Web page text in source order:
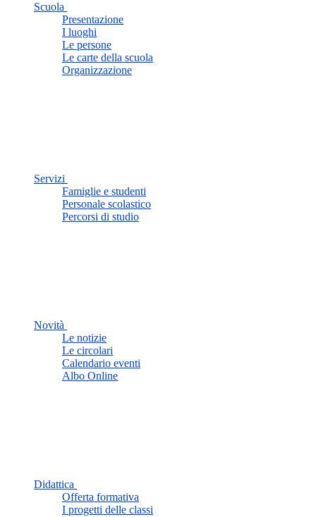
Scuola
Presentazione
I luoghi
Le persone
Le carte della scuola
Organizzazione
Servizi
Famiglie e studenti
Personale scolastico
Percorsi di studio
Novità
Le notizie
Le circolari
Calendario eventi
Albo Online
Didattica
Offerta formativa
I progetti delle classi